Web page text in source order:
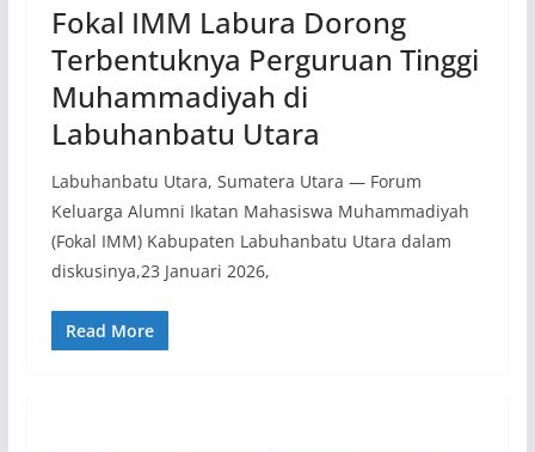
Fokal IMM Labura Dorong
Terbentuknya Perguruan Tinggi
Muhammadiyah di
Labuhanbatu Utara
Labuhanbatu Utara, Sumatera Utara — Forum
Keluarga Alumni Ikatan Mahasiswa Muhammadiyah
(Fokal IMM) Kabupaten Labuhanbatu Utara dalam
diskusinya,23 Januari 2026,
Read More